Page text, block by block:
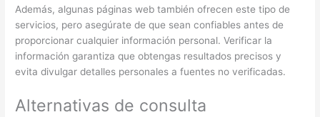
Además, algunas páginas web también ofrecen este tipo de
servicios, pero asegúrate de que sean confiables antes de
proporcionar cualquier información personal. Verificar la
información garantiza que obtengas resultados precisos y
evita divulgar detalles personales a fuentes no verificadas.
Alternativas de consulta